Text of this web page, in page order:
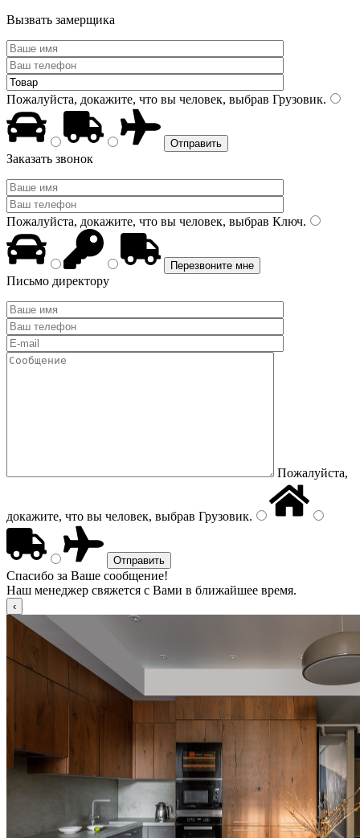
Вызвать замерщика
Пожалуйста, докажите, что вы человек, выбрав Грузовик.
Заказать звонок
Пожалуйста, докажите, что вы человек, выбрав Ключ.
Письмо директору
Пожалуйста,
докажите, что вы человек, выбрав Грузовик.
Спасибо за Ваше сообщение!
Наш менеджер свяжется с Вами в ближайшее время.